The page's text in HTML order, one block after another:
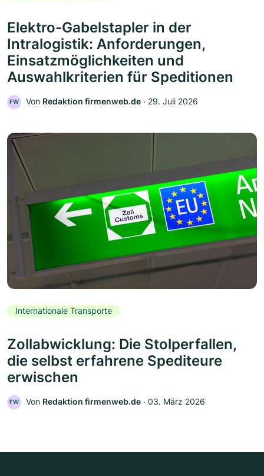
Elektro-Gabelstapler in der
Intralogistik: Anforderungen,
Einsatzmöglichkeiten und
Auswahlkriterien für Speditionen
FW Von Redaktion firmenweb.de ‧ 29. Juli 2026
Internationale Transporte
Zollabwicklung: Die Stolperfallen,
die selbst erfahrene Spediteure
erwischen
FW Von Redaktion firmenweb.de ‧ 03. März 2026